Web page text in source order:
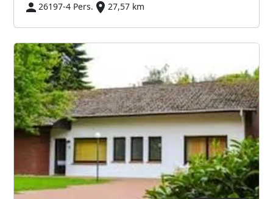
26197-4 Pers.
27,57 km